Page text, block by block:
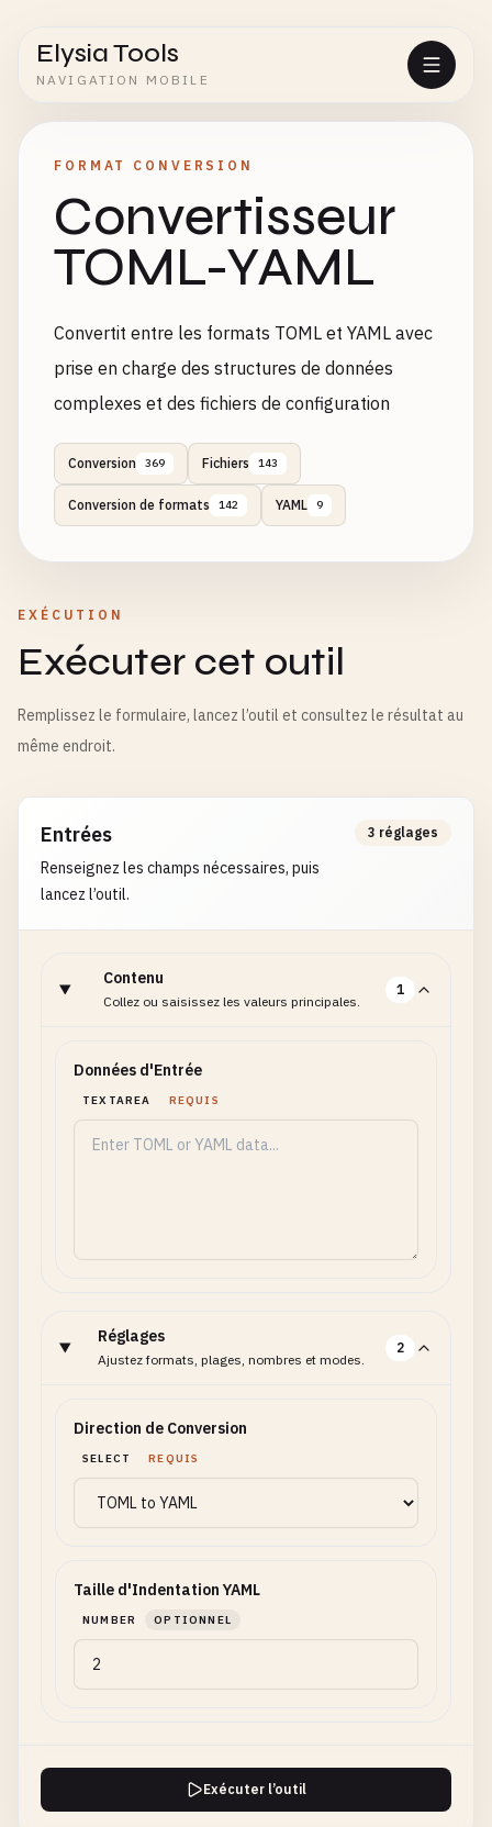
Elysia Tools
NAVIGATION MOBILE
FORMAT CONVERSION
Convertisseur
TOML-YAML
Convertit entre les formats TOML et YAML avec
prise en charge des structures de données
complexes et des fichiers de configuration
Conversion 369 Fichiers 143
Conversion de formats 142 YAML 9
EXÉCUTION
Exécuter cet outil
Remplissez le formulaire, lancez l’outil et consultez le résultat au
même endroit.
Entrées
Renseignez les champs nécessaires, puis
lancez l’outil.
3 réglages
Contenu
Collez ou saisissez les valeurs principales.
1
Données d'Entrée
TEXTAREA REQUIS
Réglages
Ajustez formats, plages, nombres et modes.
2
Direction de Conversion
SELECT REQUIS
Taille d'Indentation YAML
NUMBER OPTIONNEL
Exécuter l’outil